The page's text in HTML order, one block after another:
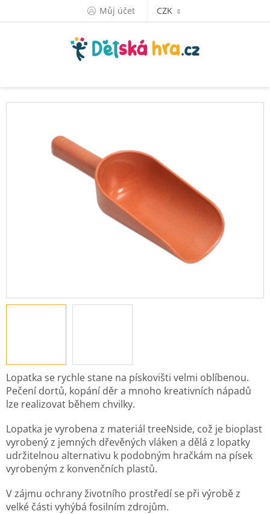
Můj účet CZK
Lopatka se rychle stane na pískovišti velmi oblíbenou.
Pečení dortů, kopání děr a mnoho kreativních nápadů
lze realizovat během chvilky.
Lopatka je vyrobena z materiál treeNside, což je bioplast
vyrobený z jemných dřevěných vláken a dělá z lopatky
udržitelnou alternativu k podobným hračkám na písek
vyrobeným z konvenčních plastů.
V zájmu ochrany životního prostředí se při výrobě z
velké části vyhýbá fosilním zdrojům.